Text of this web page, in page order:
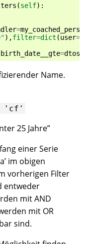
(self):
=
),filter=dict (user=
birth_date__gte=dtos
Name.
'cf'
25 Jahre”
einer Serie
im obigen
vorherigen Filter
entweder
mit AND
mit OR
sind.